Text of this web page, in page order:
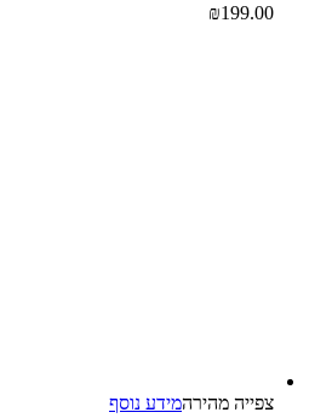
₪199.00
צפייה‬ ‫מהירה‬מידע נוסף